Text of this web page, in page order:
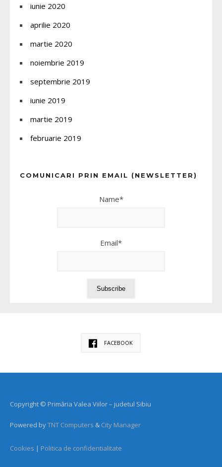
iunie 2020
aprilie 2020
martie 2020
noiembrie 2019
septembrie 2019
iunie 2019
martie 2019
februarie 2019
COMUNICARI PRIN EMAIL (NEWSLETTER)
Name*
Email*
FACEBOOK
Copyright © Primăria Valea Viilor – judetul Sibiu
Powered byTNT Computers & City Manager
Cookies | Politica de confidentialitate